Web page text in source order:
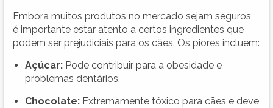
Embora muitos produtos no mercado sejam seguros,
é importante estar atento a certos ingredientes que
podem ser prejudiciais para os cães. Os piores incluem:
Açúcar: Pode contribuir para a obesidade e
problemas dentários.
Chocolate: Extremamente tóxico para cães e deve